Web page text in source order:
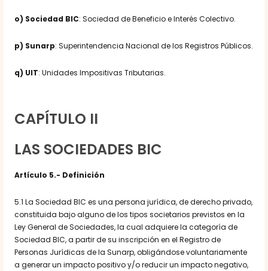
o) Sociedad BIC: Sociedad de Beneficio e Interés Colectivo.
p) Sunarp: Superintendencia Nacional de los Registros Públicos.
q) UIT: Unidades Impositivas Tributarias.
CAPÍTULO II
LAS SOCIEDADES BIC
Artículo 5.- Definición
5.1 La Sociedad BIC es una persona jurídica, de derecho privado,
constituida bajo alguno de los tipos societarios previstos en la
Ley General de Sociedades, la cual adquiere la categoría de
Sociedad BIC, a partir de su inscripción en el Registro de
Personas Jurídicas de la Sunarp, obligándose voluntariamente
a generar un impacto positivo y/o reducir un impacto negativo,